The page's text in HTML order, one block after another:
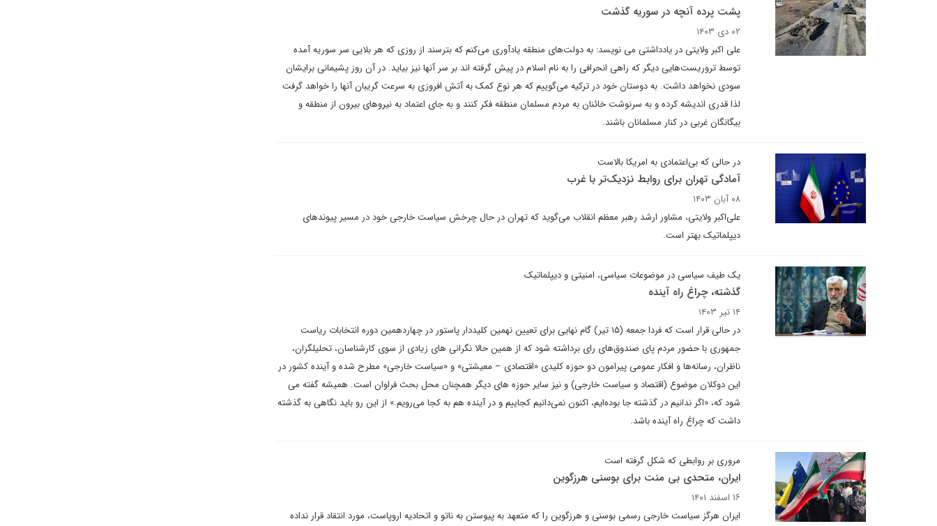
پشت پرده آنچه در سوریه گذشت
۰۲ دی ۱۴۰۳
علی اکبر ولایتی در یادداشتی می نویسد: به دولت‌های منطقه یادآوری می‌کنم که بترسند از روزی که هر بلایی سر سوریه آمده
توسط تروریست‌هایی دیگر که راهی انحرافی را به نام اسلام در پیش گرفته اند بر سر آنها نیز بیاید. در آن روز پشیمانی برایشان
سودی نخواهد داشت. به دوستان خود در ترکیه می‌گوییم که هر نوع کمک به آتش افروزی به سرعت گریبان آنها را خواهد گرفت
لذا قدری اندیشه کرده و به سرنوشت خائنان به مردم مسلمان منطقه فکر کنند و به جای اعتماد به نیروهای بیرون از منطقه و
بیگانگان غربی در کنار مسلمانان باشند.
در حالی که بی‌اعتمادی به امریکا بالاست
آمادگی تهران برای روابط نزدیک‌تر با غرب
۰۸ آبان ۱۴۰۳
علی‌اکبر ولایتی، مشاور ارشد رهبر معظم انقلاب می‌گوید که تهران در حال چرخش سیاست خارجی خود در مسیر پیوندهای
دیپلماتیک بهتر است.
یک طیف سیاسی در موضوعات سیاسی، امنیتی و دیپلماتیک
گذشته، چراغ راه آینده
۱۴ تیر ۱۴۰۳
در حالی قرار است که فردا جمعه (۱۵ تیر) گام نهایی برای تعیین نهمین کلیددار پاستور در چهاردهمین دوره انتخابات ریاست
جمهوری با حضور مردم پای صندوق‌های رای برداشته شود که از همین حالا نگرانی های زیادی از سوی کارشناسان، تحلیلگران،
ناظران، رسانه‌ها و افکار عمومی پیرامون دو حوزه کلیدی «اقتصادی – معیشتی» و «سیاست خارجی» مطرح شده و آینده کشور در
این دوکلان موضوع (اقتصاد و سیاست خارجی) و نیز سایر حوزه های دیگر همچنان محل بحث فراوان است. همیشه گفته می
شود که، «اگر ندانیم در گذشته جا بوده‌ایم، اکنون نمی‌دانیم کجاییم و در آینده هم به کجا می‌رویم.» از این رو باید نگاهی به گذشته
داشت که چراغ راه آینده باشد.
مروری بر روابطی که شکل گرفته است
ایران، متحدی بی منت برای بوسنی هرزگوین
۱۶ اسفند ۱۴۰۱
ایران هرگز سیاست خارجی رسمی بوسنی و هرزگوین را که متعهد به پیوستن به ناتو و اتحادیه اروپاست، مورد انتقاد قرار نداده